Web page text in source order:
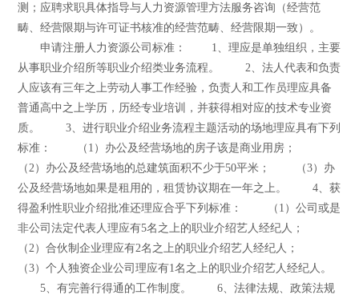
测；应聘求职具体指导与人力资源管理方法服务咨询（经营范
畴、经营限期与许可证书核准的经营范畴、经营限期一致）。
申请注册人力资源公司标准： 1、理应是单独组织，主要
从事职业介绍所等职业介绍类业务流程。 2、法人代表和负责
人应该有三年之上劳动人事工作经验，负责人和工作员理应具备
普通高中之上学历，历经专业培训，并获得相对应的技术专业资
质。 3、进行职业介绍业务流程主题活动的场地理应具有下列
标准： （1）办公及经营场地的房子该是商业用房；
（2）办公及经营场地的总建筑面积不少于50平米； （3）办
公及经营场地如果是租用的，租赁协议期在一年之上。 4、获
得盈利性职业介绍批准还理应合乎下列标准： （1）公司或是
非公司法定代表人理应有5名之上的职业介绍艺人经纪人；
（2）合伙制企业理应有2名之上的职业介绍艺人经纪人；
（3）个人独资企业公司理应有1名之上的职业介绍艺人经纪人。
5、有完善行得通的工作制度。 6、法律法规、政策法规